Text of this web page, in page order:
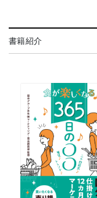
書籍紹介